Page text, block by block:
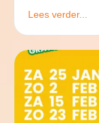
Lees verder...